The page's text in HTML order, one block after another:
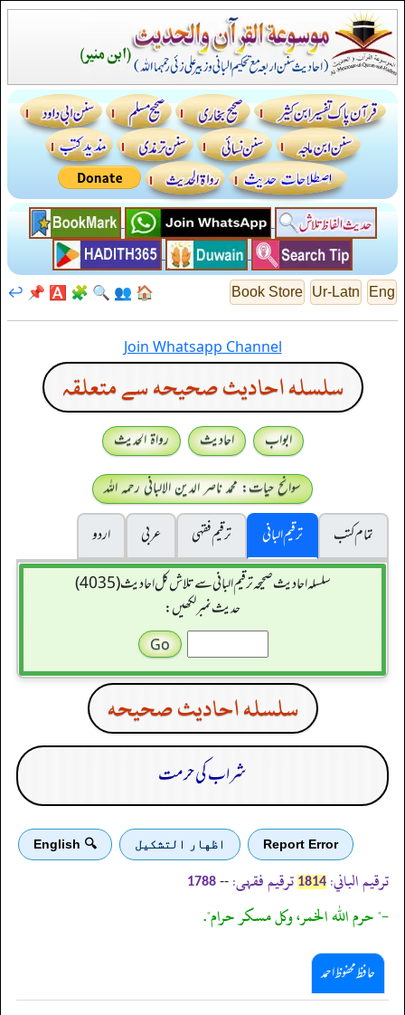
Eng
Ur-Latn
Book Store
🏠
👥
🔍
🧩
🅰️
📌
↩️
Join Whatsapp Channel
سلسله احاديث صحيحه سے متعلقہ
ابواب احادیث
رواۃ الحدیث
سوانح حیات: محمد ناصر الدین الالبانی رحمہ اللہ
تمام کتب
ترقیم البانی ترقيم فقہی عربی
اردو
سلسله احاديث صحيحه ترقیم البانی سے تلاش کل احادیث (4035)
حدیث نمبر لکھیں:
سلسله احاديث صحيحه
شراب کی حرمت
Report Error اظهار التشكيل 🔍 English
ترقیم الباني: 1814 ترقیم فقہی: --
1788
-" حرم الله الخمر، وكل مسكر حرام".
حافظ محفوظ احمد